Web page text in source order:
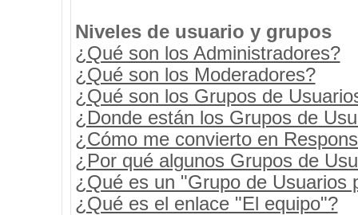
Niveles de usuario y grupos
¿Qué son los Administradores?
¿Qué son los Moderadores?
¿Qué son los Grupos de
¿Donde están los Grupos de
¿Cómo me convierto en
¿Por qué algunos Grupos de
¿Qué es un "Grupo de Usuarios
¿Qué es el enlace "El equipo"?